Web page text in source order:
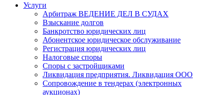
Услуги
Арбитраж ВЕДЕНИЕ ДЕЛ В СУДАХ
Взыскание долгов
Банкротство юридических лиц
Абонентское юридическое обслуживание
Регистрация юридических лиц
Налоговые споры
Споры с застройщиками
Ликвидация предприятия. Ликвидация ООО
Сопровождение в тендерах (электронных
аукционах)